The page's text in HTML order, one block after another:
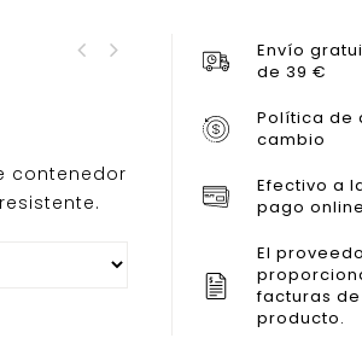
contenedor
Envío
de 39 €
Política de
cambio
Efectivo a
pago
El
facturas
producto.